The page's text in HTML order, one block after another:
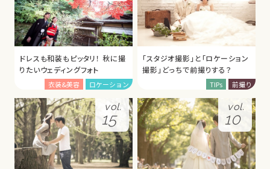
ドレスも和装もピッタリ！ 秋に撮
りたいウェディングフォト
衣装&美容 ロケーション
「スタジオ撮影」と「ロケーション
撮影」どっちで前撮りする？
TIPs 前撮り
vol.
15
vol.
10